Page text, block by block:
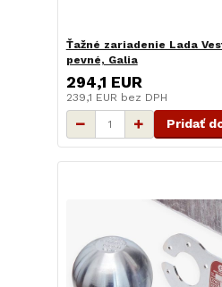
Ťažné zariadenie Lada
pevné, Galia
294,1 EUR
239,1 EUR bez DPH
Pridať